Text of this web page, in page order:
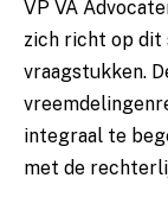
VP VA
zich richt op dit
vraagstukken.
integraal te
met de